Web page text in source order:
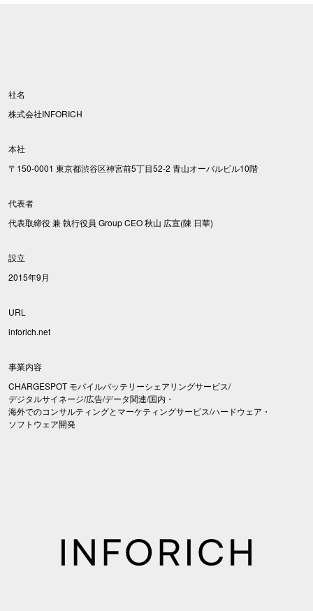
社名
株式会社INFORICH
本社
〒150-0001 東京都渋谷区神宮前5丁目52-2 青山オーバルビル10階
代表者
代表取締役 兼 執行役員 Group CEO 秋山 広宣(陳 日華)
設立
2015年9月
URL
inforich.net
事業内容
CHARGESPOT モバイルバッテリーシェアリングサービス/
デジタルサイネージ/広告/データ関連/国内・
海外でのコンサルティングとマーケティングサービス/ハードウェア・
ソフトウェア開発